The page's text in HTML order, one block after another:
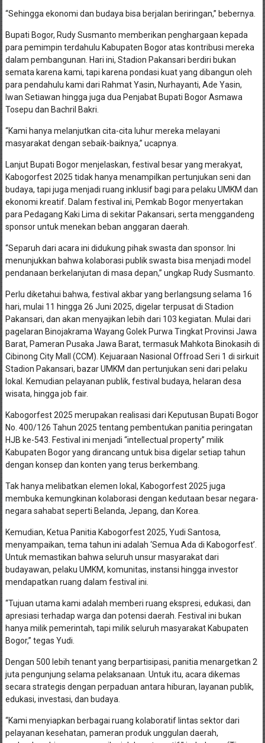
“Sehingga ekonomi dan budaya bisa berjalan beriringan,” bebernya.
Bupati Bogor, Rudy Susmanto memberikan penghargaan kepada
para pemimpin terdahulu Kabupaten Bogor atas kontribusi mereka
dalam pembangunan. Hari ini, Stadion Pakansari berdiri bukan
semata karena kami, tapi karena pondasi kuat yang dibangun oleh
para pendahulu kami dari Rahmat Yasin, Nurhayanti, Ade Yasin,
Iwan Setiawan hingga juga dua Penjabat Bupati Bogor Asmawa
Tosepu dan Bachril Bakri.
“Kami hanya melanjutkan cita-cita luhur mereka melayani
masyarakat dengan sebaik-baiknya,” ucapnya.
Lanjut Bupati Bogor menjelaskan, festival besar yang merakyat,
Kabogorfest 2025 tidak hanya menampilkan pertunjukan seni dan
budaya, tapi juga menjadi ruang inklusif bagi para pelaku UMKM dan
ekonomi kreatif. Dalam festival ini, Pemkab Bogor menyertakan
para Pedagang Kaki Lima di sekitar Pakansari, serta menggandeng
sponsor untuk menekan beban anggaran daerah.
“Separuh dari acara ini didukung pihak swasta dan sponsor. Ini
menunjukkan bahwa kolaborasi publik swasta bisa menjadi model
pendanaan berkelanjutan di masa depan,” ungkap Rudy Susmanto.
Perlu diketahui bahwa, festival akbar yang berlangsung selama 16
hari, mulai 11 hingga 26 Juni 2025, digelar terpusat di Stadion
Pakansari, dan akan menyajikan lebih dari 103 kegiatan. Mulai dari
pagelaran Binojakrama Wayang Golek Purwa Tingkat Provinsi Jawa
Barat, Pameran Pusaka Jawa Barat, termasuk Mahkota Binokasih di
Cibinong City Mall (CCM). Kejuaraan Nasional Offroad Seri 1 di sirkuit
Stadion Pakansari, bazar UMKM dan pertunjukan seni dari pelaku
lokal. Kemudian pelayanan publik, festival budaya, helaran desa
wisata, hingga job fair.
Kabogorfest 2025 merupakan realisasi dari Keputusan Bupati Bogor
No. 400/126 Tahun 2025 tentang pembentukan panitia peringatan
HJB ke-543. Festival ini menjadi “intellectual property” milik
Kabupaten Bogor yang dirancang untuk bisa digelar setiap tahun
dengan konsep dan konten yang terus berkembang.
Tak hanya melibatkan elemen lokal, Kabogorfest 2025 juga
membuka kemungkinan kolaborasi dengan kedutaan besar negara-
negara sahabat seperti Belanda, Jepang, dan Korea.
Kemudian, Ketua Panitia Kabogorfest 2025, Yudi Santosa,
menyampaikan, tema tahun ini adalah ‘Semua Ada di Kabogorfest’.
Untuk memastikan bahwa seluruh unsur masyarakat dari
budayawan, pelaku UMKM, komunitas, instansi hingga investor
mendapatkan ruang dalam festival ini.
“Tujuan utama kami adalah memberi ruang ekspresi, edukasi, dan
apresiasi terhadap warga dan potensi daerah. Festival ini bukan
hanya milik pemerintah, tapi milik seluruh masyarakat Kabupaten
Bogor,” tegas Yudi.
Dengan 500 lebih tenant yang berpartisipasi, panitia menargetkan 2
juta pengunjung selama pelaksanaan. Untuk itu, acara dikemas
secara strategis dengan perpaduan antara hiburan, layanan publik,
edukasi, investasi, dan budaya.
“Kami menyiapkan berbagai ruang kolaboratif lintas sektor dari
pelayanan kesehatan, pameran produk unggulan daerah,